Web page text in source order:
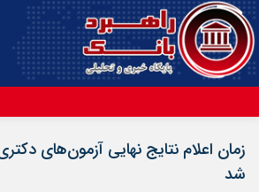
زمان اعلام نتایج نهایی آزمون‌های
شد